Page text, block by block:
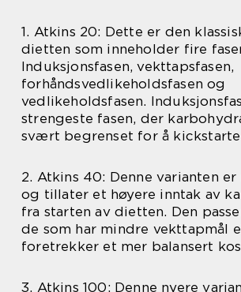
1. Atkins 20: Dette er den
dietten som inneholder fire
Induksjonsfasen, vekttapsfasen,
forhåndsvedlikeholdsfasen og
vedlikeholdsfasen.
strengeste fasen, der
svært begrenset for å kickstarte
2. Atkins 40: Denne varianten
og tillater et høyere inntak av
fra starten av dietten. Den
de som har mindre vekttapmål
foretrekker et mer balansert
3. Atkins 100: Denne nyere